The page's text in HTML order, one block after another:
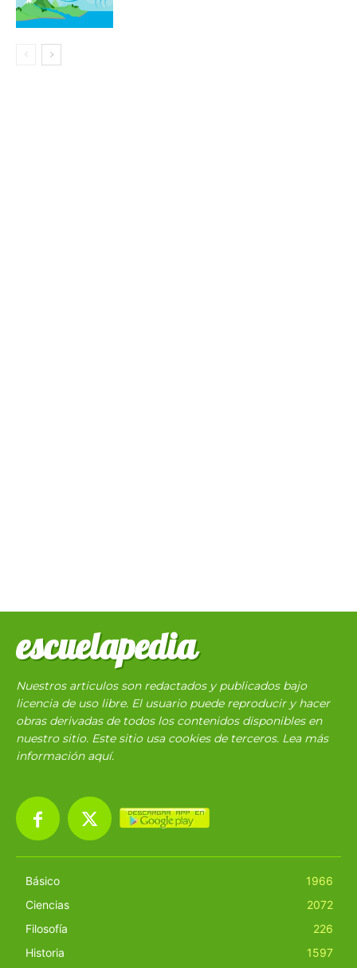
escuelapedia
Nuestros articulos son redactados y publicados bajo
licencia de uso libre. El usuario puede reproducir y hacer
obras derivadas de todos los contenidos disponibles en
nuestro sitio. Este sitio usa cookies de terceros. Lea más
información aquí.
Básico
1966
Ciencias
2072
Filosofía
226
Historia
1597